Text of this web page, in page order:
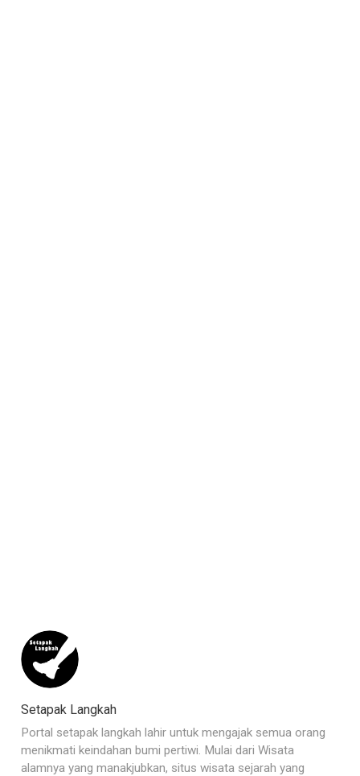
Setapak Langkah
Portal setapak langkah lahir untuk mengajak semua orang
menikmati keindahan bumi pertiwi. Mulai dari Wisata
alamnya yang manakjubkan, situs wisata sejarah yang